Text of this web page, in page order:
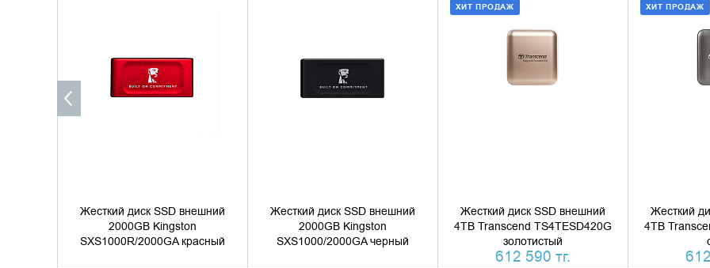
Жесткий диск SSD внешний
2000GB Kingston
SXS1000R/2000GA красный
Жесткий диск SSD внешний
2000GB Kingston
SXS1000/2000GA черный
Жесткий диск SSD внешний
4TB Transcend TS4TESD420G
золотистый
612 590 тг.
ХИТ ПРОДАЖ
ДОБАВИТЬ В КОРЗИНУ
КУПИТЬ В 1 КЛИК
Жесткий
4TB
ХИТ ПРОДАЖ